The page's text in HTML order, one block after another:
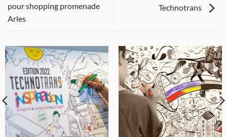
pour shopping promenade
Arles
Technotrans